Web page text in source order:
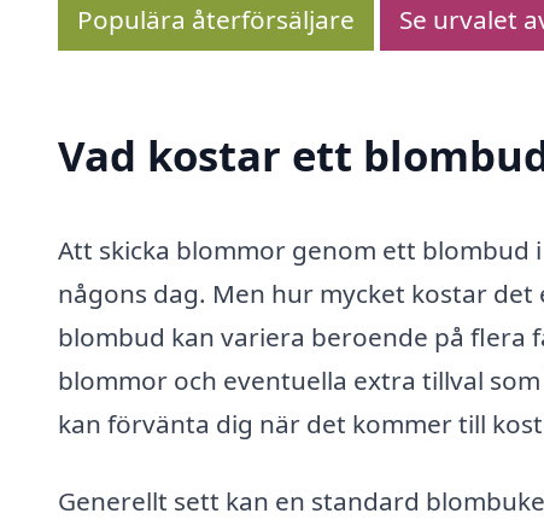
Populära återförsäljare Se urvalet
Vad kostar ett
Att skicka blommor genom ett blombud
någons dag. Men hur mycket kostar
blombud kan variera beroende på flera
blommor och eventuella extra tillval
kan förvänta dig när det kommer till
Generellt sett kan en standard